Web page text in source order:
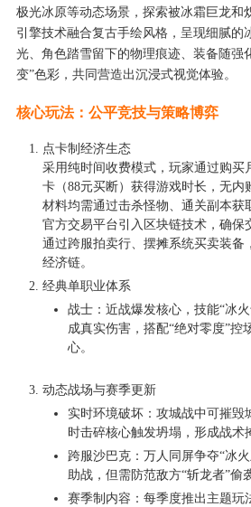
极光冰原等动态场景，探索被冰霜巨龙和
引擎技术融合复古手绘风格，呈现细腻的
光、角色踏雪留下的物理痕迹、装备随强
变”色彩，共同营造出沉浸式视觉体验。
核心玩法：公平竞技与策略博弈
点卡制经济生态
采用纯时间收费模式，玩家通过购买
卡（88元买断）获得游戏时长，无内
材料均需通过击杀怪物、通关副本获
官方交易平台引入区块链技术，确保
通过跨服拍卖行、摆摊系统买卖装备
经济链。
经典单职业体系
战士：近战爆发核心，技能“冰
成真实伤害，搭配“绝对零度”控
心。
动态战场与赛季更新
实时环境破坏：攻城战中可摧毁
时击碎核心触发坍塌，形成战术
跨服沙巴克：万人同屏争夺“冰
助战，但需防范敌方“斩龙者”偷
赛季制内容：每季度推出主题玩